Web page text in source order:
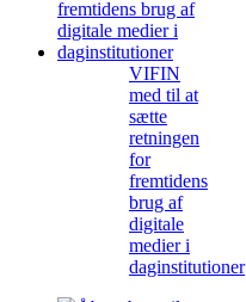
VIFIN
med til at
sætte
retningen
for
fremtidens
brug af
digitale
medier i
daginstitutioner